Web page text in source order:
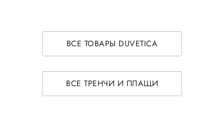
ВСЕ ТОВАРЫ DUVETICA
ВСЕ ТРЕНЧИ И ПЛАЩИ